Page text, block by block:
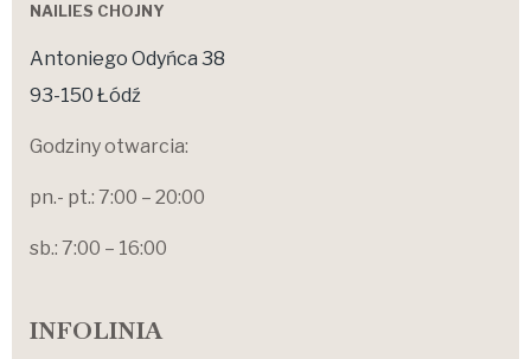
NAILIES CHOJNY
Antoniego Odyńca 38
93-150 Łódź
Godziny otwarcia:
pn.- pt.: 7:00 – 20:00
sb.: 7:00 – 16:00
INFOLINIA